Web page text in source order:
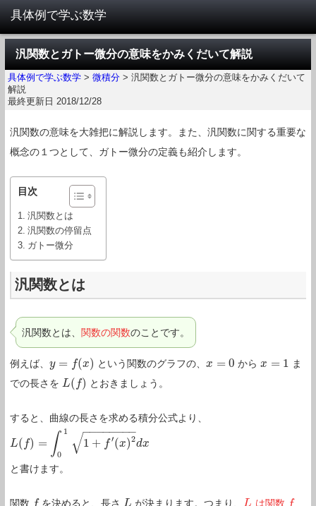
汎関数とガトー微分の意味をかみくだいて解説
具体例で学ぶ数学 > 微積分 > 汎関数とガトー微分の意味をかみくだいて
解説
最終更新日 2018/12/28
汎関数の意味を大雑把に解説します。また、汎関数に関する重要な
概念の１つとして、ガトー微分の定義も紹介します。
目次
汎関数とは
汎関数の停留点
ガトー微分
汎関数とは
汎関数とは、 関数の関数のことです。
例えば、 y = f(x)
y=f(x ) という関数のグラフの、 x = 0
x= 0 から x = 1
x= 1
ま
での長さを L( f)
L(f とおきましょう。
すると、曲線の長さを求める積分公式より、
L( f) = ∫ 1
0
1 + f′(x)2
− −
−−−−−−
√ dx
L(f =∫ 011 +f 2 d x
と書けます。
関数 f
f を決めると、長さ L
L が決まります。つまり、 L
L は関数 f
f